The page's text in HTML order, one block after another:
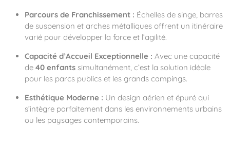
Parcours de Franchissement : Échelles de singe, barres
de suspension et arches métalliques offrent un itinéraire
varié pour développer la force et l’agilité.
Capacité d’Accueil Exceptionnelle : Avec une capacité
de 40 enfants simultanément, c’est la solution idéale
pour les parcs publics et les grands campings.
Esthétique Moderne : Un design aérien et épuré qui
s’intègre parfaitement dans les environnements urbains
ou les paysages contemporains.